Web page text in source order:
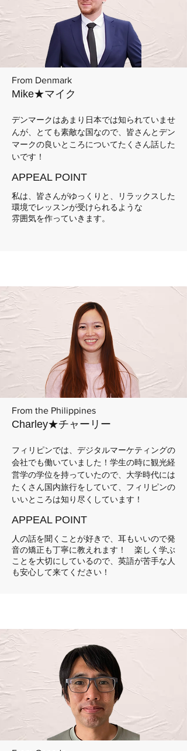
From Denmark
Mike★マイク
デンマークはあまり日本では知られていませ
んが、とても素敵な国なので、皆さんとデン
マークの良いところについてたくさん話した
いです！
APPEAL POINT
私は、皆さんがゆっくりと、リラックスした
環境でレッスンが受けられるような
雰囲気を作っていきます。
From the Philippines
Charley★チャーリー
フィリピンでは、デジタルマーケティングの
会社でも働いていました！学生の時に観光経
営学の学位を持っていたので、大学時代には
たくさん国内旅行をしていて、フィリピンの
いいところは知り尽くしています！
APPEAL POINT
人の話を聞くことが好きで、耳もいいので発
音の矯正も丁寧に教えれます！ 楽しく学ぶ
ことを大切にしているので、英語が苦手な人
も安心して来てください！